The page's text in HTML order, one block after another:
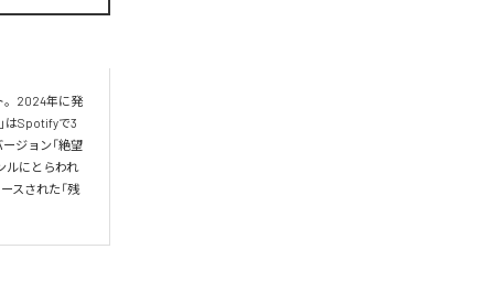
。2024年に発
はSpotifyで3
ジョン「絶望
ルにとらわれ
スされた「残